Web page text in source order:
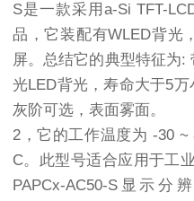
S是一款采用a-Si TFT-
品，它装配有WLED背光
屏。总结它的典型特征为:
光LED背光，寿命大于5
灰阶可选，表面雾面。
2，它的工作温度为 -30 ~
C。此型号适合应用于工
PAPCx-AC50-S显示分